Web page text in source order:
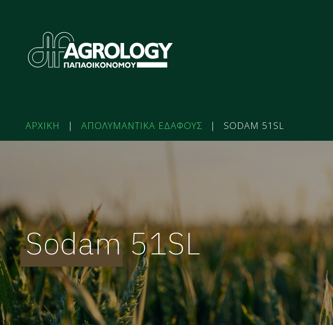
ΑΡΧΙΚΗ | ΑΠΟΛΥΜΑΝΤΙΚΑ ΕΔΑΦΟΥΣ | SODAM 51SL
Sodam 51SL